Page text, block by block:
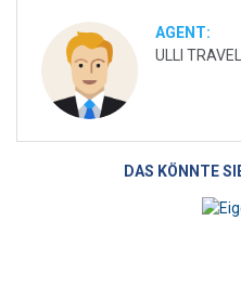
AGENT:
ULLI
DAS KÖNNTE